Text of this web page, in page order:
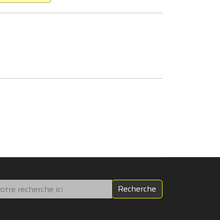
Recherche